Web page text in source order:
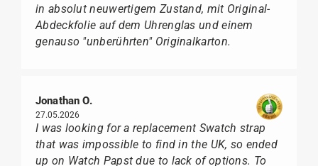
in absolut neuwertigem Zustand, mit Original-
Abdeckfolie auf dem Uhrenglas und einem
genauso "unberührten" Originalkarton.
Jonathan O.
27.05.2026
I was looking for a replacement Swatch strap
that was impossible to find in the UK, so ended
up on Watch Papst due to lack of options. To